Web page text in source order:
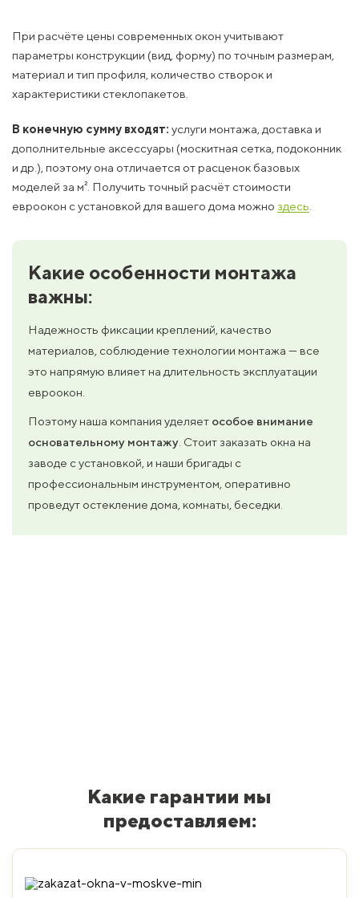
При расчёте цены современных окон учитывают
параметры конструкции (вид, форму) по точным размерам,
материал и тип профиля, количество створок и
характеристики стеклопакетов.
В конечную сумму входят: услуги монтажа, доставка и
дополнительные аксессуары (москитная сетка, подоконник
и др.), поэтому она отличается от расценок базовых
моделей за м². Получить точный расчёт стоимости
евроокон с установкой для вашего дома можно здесь
Какие особенности монтажа
важны:
Надежность фиксации креплений, качество
материалов, соблюдение технологии монтажа — все
это напрямую влияет на длительность эксплуатации
евроокон.
Поэтому наша компания уделяет особое внимание
основательному монтажу . Стоит заказать окна на
заводе с установкой, и наши бригады с
профессиональным инструментом, оперативно
проведут остекление дома, комнаты, беседки.
Какие гарантии мы
предоставляем: